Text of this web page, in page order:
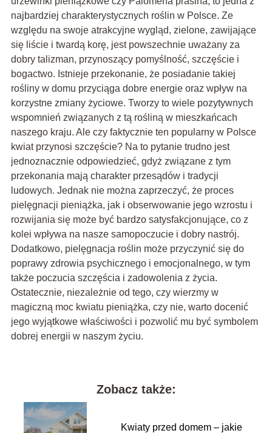
najbardziej charakterystycznych roślin w Polsce. Ze
względu na swoje atrakcyjne wygląd, zielone, zawijające
się liście i twardą korę, jest powszechnie uważany za
dobry talizman, przynoszący pomyślność, szczęście i
bogactwo. Istnieje przekonanie, że posiadanie takiej
rośliny w domu przyciąga dobre energie oraz wpływ na
korzystne zmiany życiowe. Tworzy to wiele pozytywnych
wspomnień związanych z tą rośliną w mieszkańcach
naszego kraju. Ale czy faktycznie ten popularny w Polsce
kwiat przynosi szczęście? Na to pytanie trudno jest
jednoznacznie odpowiedzieć, gdyż związane z tym
przekonania mają charakter przesądów i tradycji
ludowych. Jednak nie można zaprzeczyć, że proces
pielęgnacji pieniążka, jak i obserwowanie jego wzrostu i
rozwijania się może być bardzo satysfakcjonujące, co z
kolei wpływa na nasze samopoczucie i dobry nastrój.
Dodatkowo, pielęgnacja roślin może przyczynić się do
poprawy zdrowia psychicznego i emocjonalnego, w tym
także poczucia szczęścia i zadowolenia z życia.
Ostatecznie, niezależnie od tego, czy wierzmy w
magiczną moc kwiatu pieniążka, czy nie, warto docenić
jego wyjątkowe właściwości i pozwolić mu być symbolem
dobrej energii w naszym życiu.
Zobacz także:
Kwiaty przed domem – jakie